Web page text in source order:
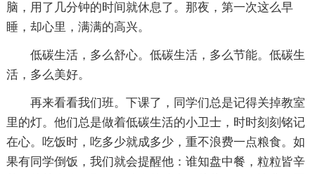
脑，用了几分钟的时间就休息了。那夜，第一次这么早
睡，却心里，满满的高兴。
低碳生活，多么舒心。低碳生活，多么节能。低碳生
活，多么美好。
再来看看我们班。下课了，同学们总是记得关掉教室
里的灯。他们总是做着低碳生活的小卫士，时时刻刻铭记
在心。吃饭时，吃多少就成多少，重不浪费一点粮食。如
果有同学倒饭，我们就会提醒他：谁知盘中餐，粒粒皆辛